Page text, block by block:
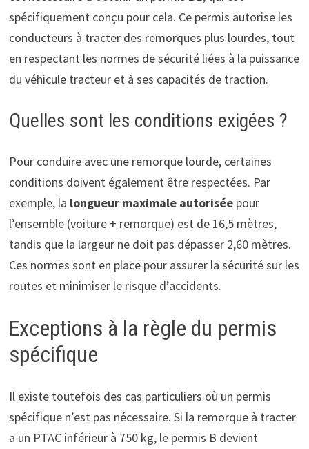
spécifiquement conçu pour cela. Ce permis autorise les
conducteurs à tracter des remorques plus lourdes, tout
en respectant les normes de sécurité liées à la puissance
du véhicule tracteur et à ses capacités de traction.
Quelles sont les conditions exigées ?
Pour conduire avec une remorque lourde, certaines
conditions doivent également être respectées. Par
exemple, la longueur maximale autoriséepour
l’ensemble (voiture + remorque) est de 16,5 mètres,
tandis que la largeur ne doit pas dépasser 2,60 mètres.
Ces normes sont en place pour assurer la sécurité sur les
routes et minimiser le risque d’accidents.
Exceptions à la règle du permis
spécifique
Il existe toutefois des cas particuliers où un permis
spécifique n’est pas nécessaire. Si la remorque à tracter
a un PTAC inférieur à 750 kg, le permis B devient